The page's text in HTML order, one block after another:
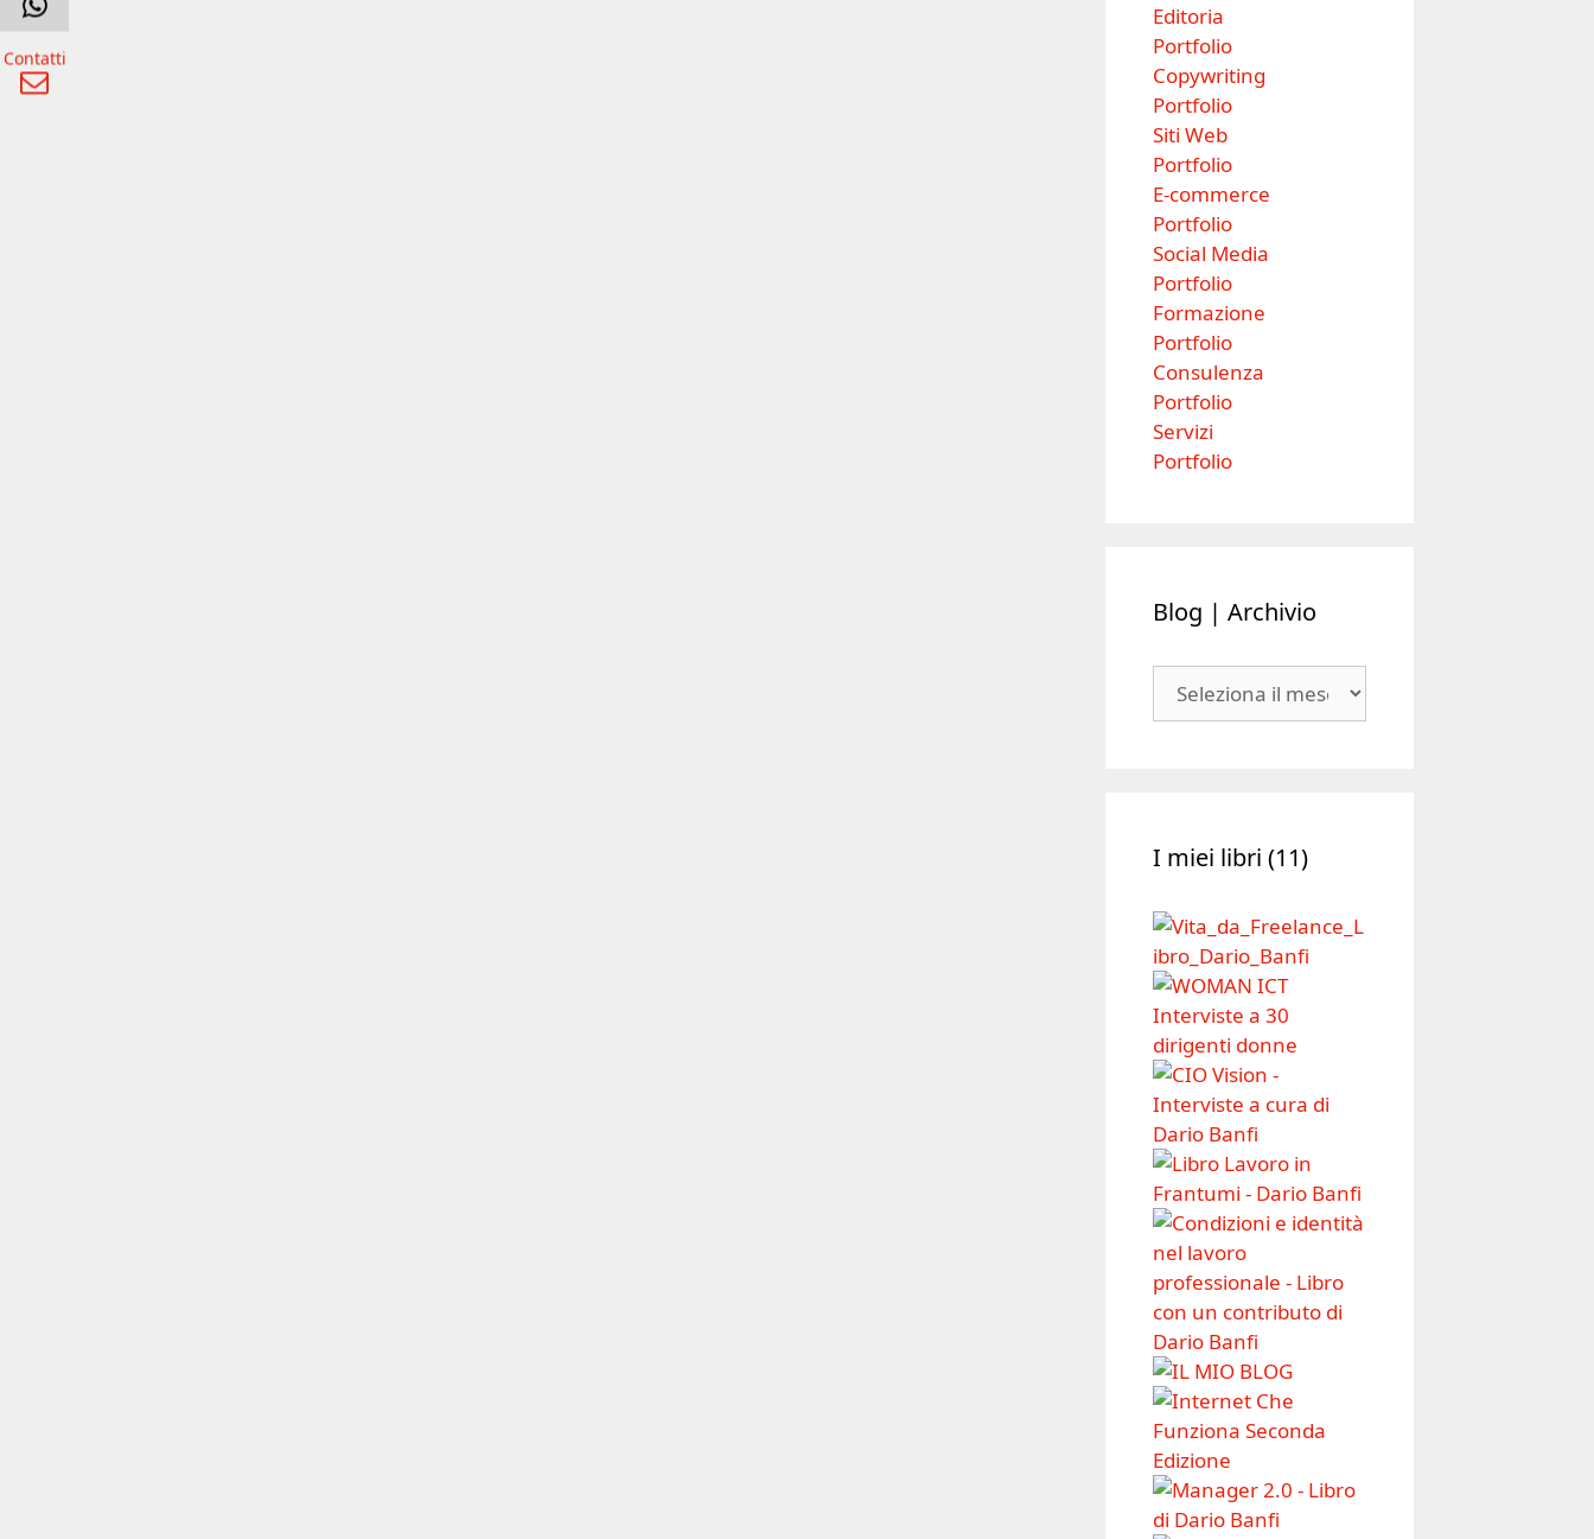
Editoria
Portfolio
Copywriting
Portfolio
Siti Web
Portfolio
E-commerce
Portfolio
Social Media
Portfolio
Formazione
Portfolio
Consulenza
Portfolio
Servizi
Portfolio
Blog | Archivio
I miei libri (11)
Contatti